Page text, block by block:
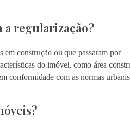
a regularização?
construção ou que passaram por
do imóvel, como área
conformidade com as normas